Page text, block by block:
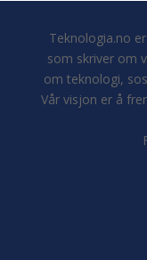
Teknologia.no
som skriver om
om teknologi,
Vår visjon er å